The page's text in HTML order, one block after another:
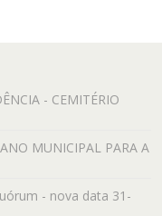
- CEMITÉRIO
MUNICIPAL PARA A
- nova data 31-